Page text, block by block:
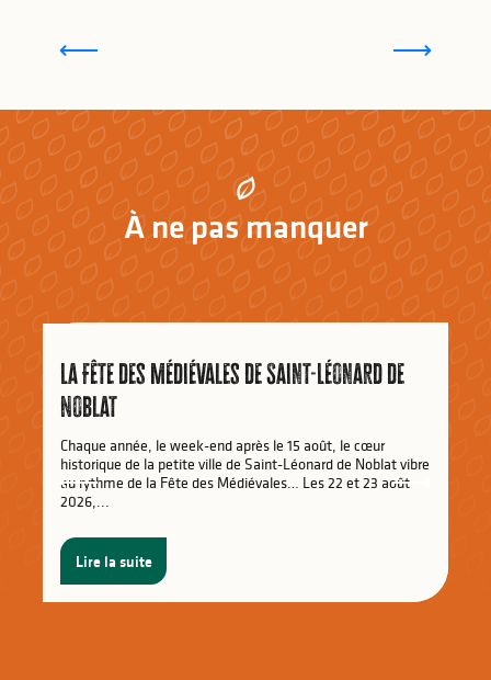
À ne pas manquer
La Fête des Médiévales de Saint-Léonard de
Noblat
Chaque année, le week-end après le 15 août, le cœur
historique de la petite ville de Saint-Léonard de Noblat vibre
au rythme de la Fête des Médiévales… Les 22 et 23 août
2026,...
Lire la suite